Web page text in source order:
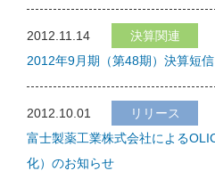
2012.11.14
決算関連
2012年9月期（第48期）決算短信
2012.10.01
リリース
富士製薬工業株式会社による
化）のお知らせ